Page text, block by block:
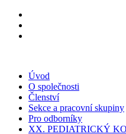
Úvod
O společnosti
Členství
Sekce a pracovní skupiny
Pro odborníky
XX. PEDIATRICKÝ